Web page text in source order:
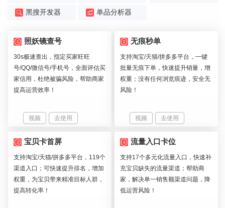
黑搜开发器 单品分析器
1 照妖镜查号
30s极速查出，指定买家旺旺
号/QQ/微信号/手机号，全面评估买
家信用，杜绝被骗风险，帮助商家
提高运营效率！
视频 去使用
2 无痕秒单
支持淘宝/天猫/拼多多平台，一键
批量无痕下单，快速提升销量，增
权重；没有任何浏览痕迹，安全无
风险！
视频 去使用
3 宝贝卡首屏
支持淘宝/天猫/拼多多平台，119个
渠道入口；可快速提升排名，增加
权重，为宝贝带来精准目标人群，
提高转化率！
4 流量入口卡位
支持17个多元化流量入口，快速补
充宝贝缺失的流量渠道；帮助商
家，解决单一销售额渠道问题，降
低运营风险！